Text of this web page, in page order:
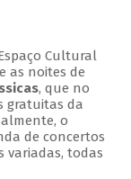
Cultural
as noites de
, que no
gratuitas da
o
de concertos
variadas, todas